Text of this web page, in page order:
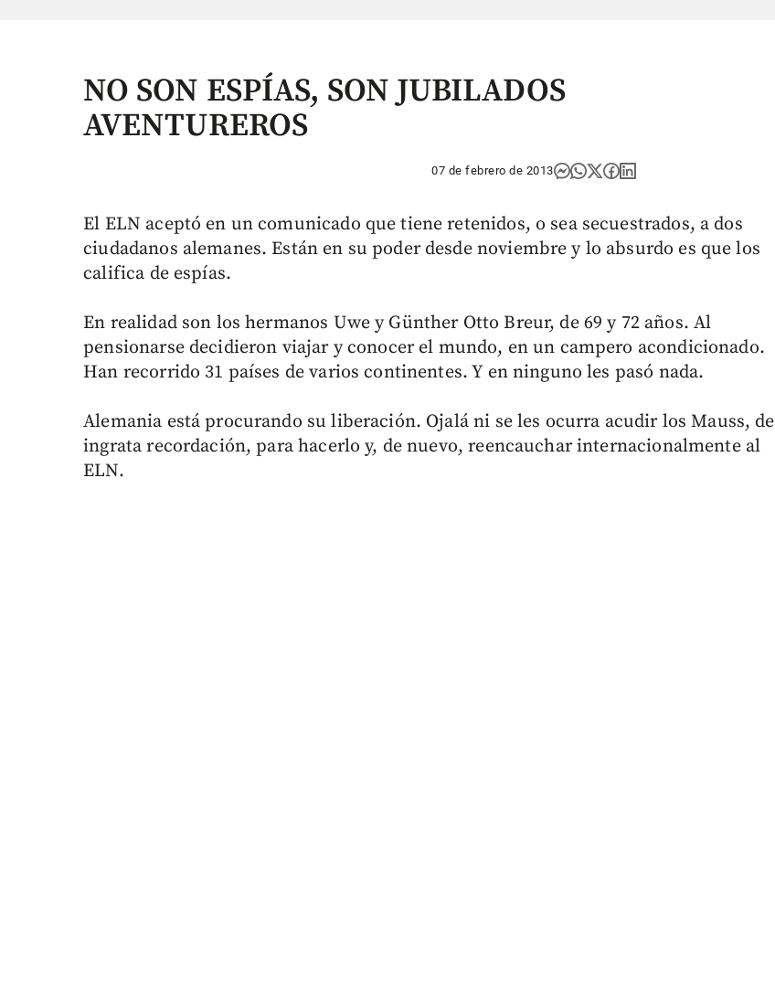
NO SON ESPÍAS, SON JUBILADOS
AVENTUREROS
07 de febrero de 2013
El ELN aceptó en un comunicado que tiene retenidos, o sea secuestrados, a dos
ciudadanos alemanes. Están en su poder desde noviembre y lo absurdo es que los
califica de espías.
En realidad son los hermanos Uwe y Günther Otto Breur, de 69 y 72 años. Al
pensionarse decidieron viajar y conocer el mundo, en un campero acondicionado.
Han recorrido 31 países de varios continentes. Y en ninguno les pasó nada.
Alemania está procurando su liberación. Ojalá ni se les ocurra acudir los Mauss, de
ingrata recordación, para hacerlo y, de nuevo, reencauchar internacionalmente al
ELN.